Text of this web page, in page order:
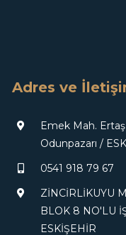
Adres ve
Emek Mah.
Odunpazarı /
0541 918 79 67
ZİNCİRLİKUYU
BLOK 8 NO'LU
ESKİŞEHİR